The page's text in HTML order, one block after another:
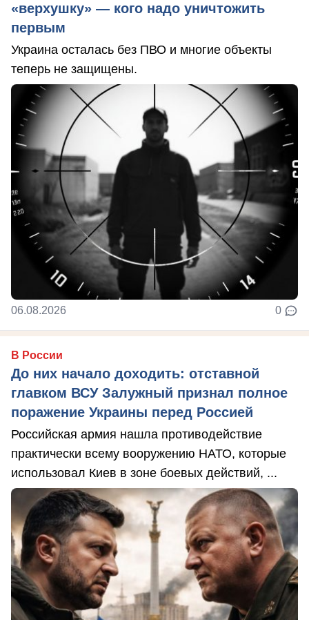
«верхушку» — кого надо уничтожить
первым
Украина осталась без ПВО и многие объекты
теперь не защищены.
06.08.2026 0
В России
До них начало доходить: отставной
главком ВСУ Залужный признал полное
поражение Украины перед Россией
Российская армия нашла противодействие
практически всему вооружению НАТО, которые
использовал Киев в зоне боевых действий, ...